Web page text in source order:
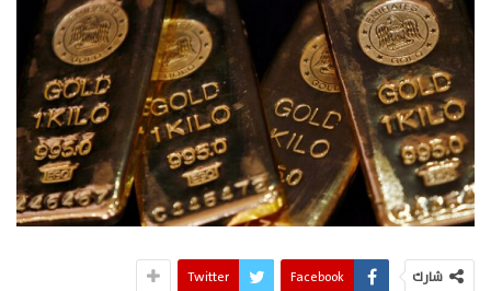
شارك Facebook
Twitter